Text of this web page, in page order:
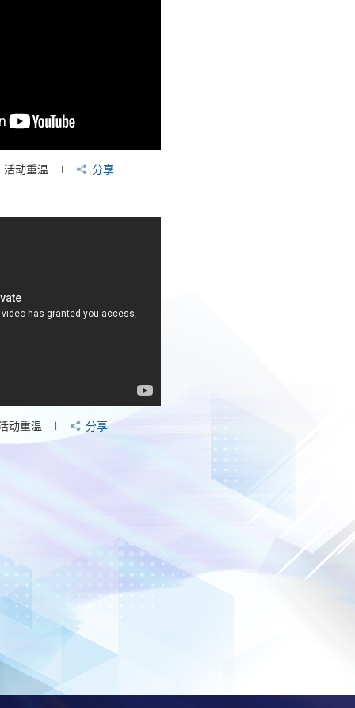
活动重温 分享
动重温 分享